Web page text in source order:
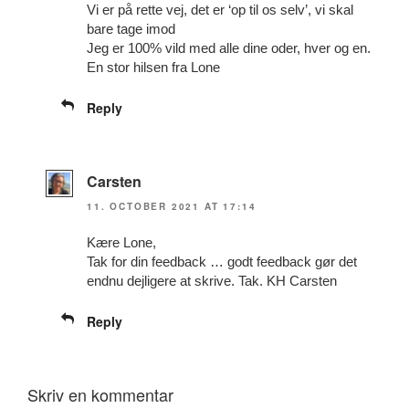
Vi er på rette vej, det er ‘op til os selv’, vi skal
bare tage imod
Jeg er 100% vild med alle dine oder, hver og en.
En stor hilsen fra Lone
Reply
Carsten
11. OCTOBER 2021 AT 17:14
Kære Lone,
Tak for din feedback … godt feedback gør det
endnu dejligere at skrive. Tak. KH Carsten
Reply
Skriv en kommentar